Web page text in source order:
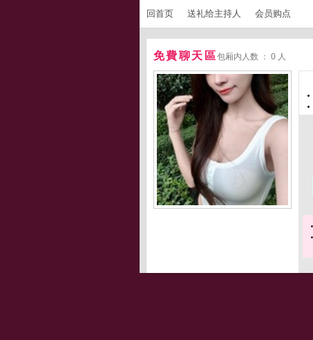
回首页 送礼给主持人 会员购点
免費聊天區包厢内人数 ： 0 人